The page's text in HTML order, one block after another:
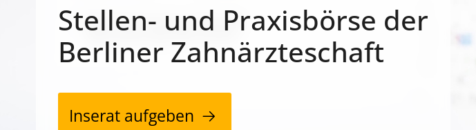
Stellen- und Praxisbörse der
Berliner Zahnärzteschaft
Inserat aufgeben